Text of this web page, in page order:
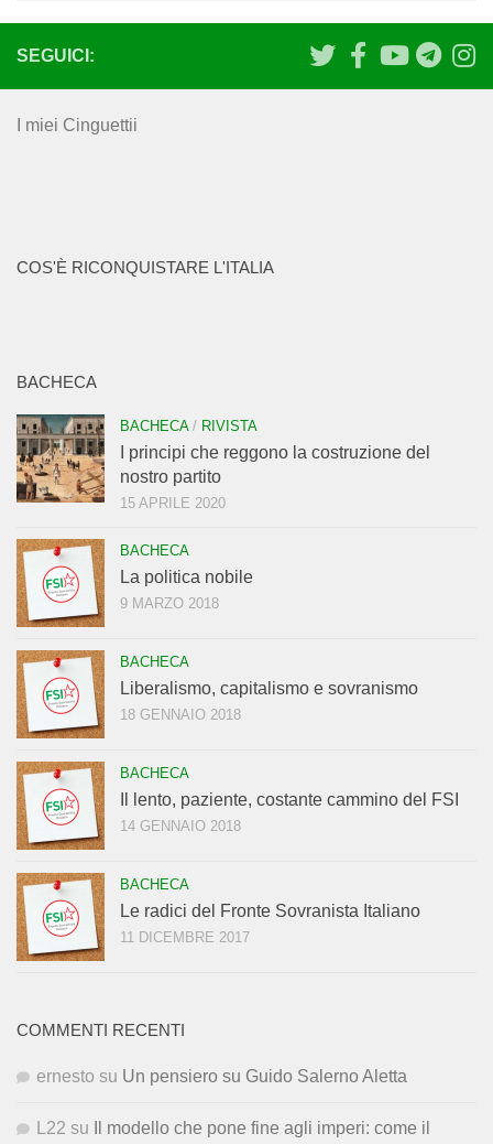
SEGUICI:
I miei Cinguettii
COS'È RICONQUISTARE L'ITALIA
BACHECA
BACHECA/ RIVISTA
I principi che reggono la costruzione del
nostro partito
15 APRILE 2020
BACHECA
La politica nobile
9 MARZO 2018
BACHECA
Liberalismo, capitalismo e sovranismo
18 GENNAIO 2018
BACHECA
Il lento, paziente, costante cammino del FSI
14 GENNAIO 2018
BACHECA
Le radici del Fronte Sovranista Italiano
11 DICEMBRE 2017
COMMENTI RECENTI
ernesto su Un pensiero su Guido Salerno Aletta
L22 su Il modello che pone fine agli imperi: come il